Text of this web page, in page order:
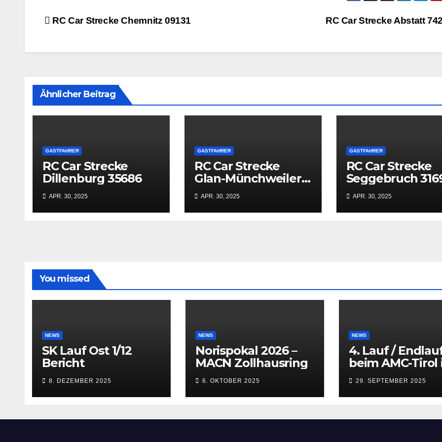
Beitrags-
RC Car Strecke Abstatt
RC Car Strecke Chemnitz 09131
Ähnlicher Beitrag
GASTFAHRER
RC Car Strecke
Dillenburg 35686
APR. 30, 2025
GASTFAHRER
RC Car Strecke
Glan-Münchweiler
66907
APR. 30, 2025
GASTFAHRER
RC Car Strecke
Seggebruch
APR. 30, 2025
You missed
NEWS
SK Lauf Ost 1/12
Bericht
8. DEZEMBER 2025
NEWS
Norispokal 2026 –
MACN Zollhausring
6. OKTOBER 2025
NEWS
4. Lauf /
beim AMC-Tirol
Innsbruck
(Kematen) vom
bis 28.09.2025
29. SEPTEMBER 2025